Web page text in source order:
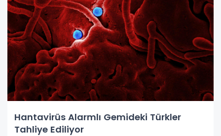
Hantavirüs Alarmlı Gemideki Türkler
Tahliye Ediliyor